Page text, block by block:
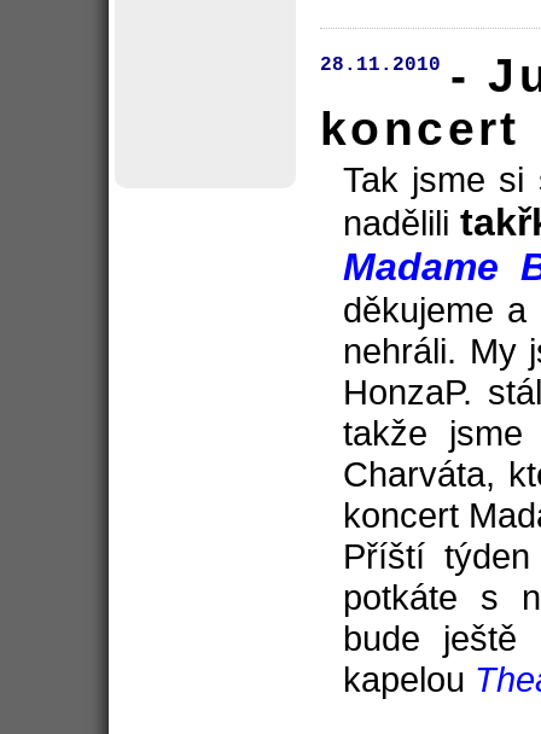
28.11.2010 -
koncert
Tak jsme si
nadělili
Madame
děkujeme
nehráli. My
HonzaP.
takže
Charváta,
koncert
Příští
potkáte s
bude
kapelou